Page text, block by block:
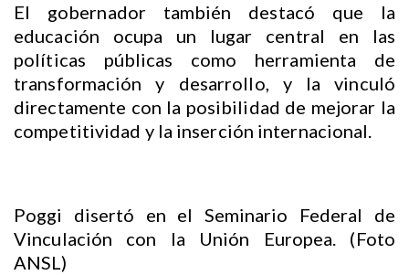
El gobernador también destacó que la
educación ocupa un lugar central en las
políticas públicas como herramienta de
transformación y desarrollo, y la vinculó
directamente con la posibilidad de mejorar la
competitividad y la inserción internacional.
Poggi disertó en el Seminario Federal de
Vinculación con la Unión Europea. (Foto
ANSL)